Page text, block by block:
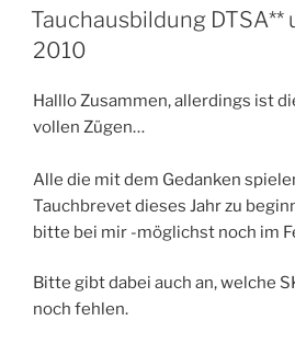
AM
Tauchausbildung DTSA**
2010
Halllo Zusammen, allerdings ist
vollen Zügen…
Alle die mit dem Gedanken
Tauchbrevet dieses Jahr zu
bitte bei mir -möglichst noch im
Bitte gibt dabei auch an, welche
noch fehlen.